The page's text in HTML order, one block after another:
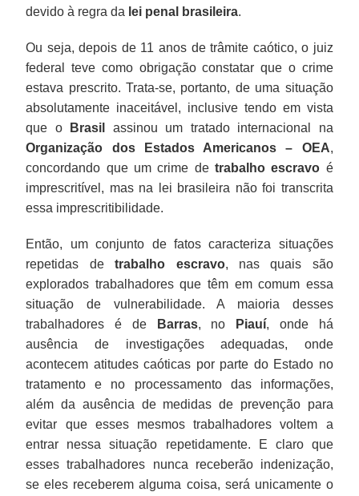
devido à regra da lei penal brasileira.
Ou seja, depois de 11 anos de trâmite caótico, o juiz
federal teve como obrigação constatar que o crime
estava prescrito. Trata-se, portanto, de uma situação
absolutamente inaceitável, inclusive tendo em vista
que o
Brasil
assinou um tratado internacional na
Organização dos Estados Americanos – OEA,
concordando que um crime de trabalho escravo é
imprescritível, mas na lei brasileira não foi transcrita
essa imprescritibilidade.
Então, um conjunto de fatos caracteriza situações
repetidas detrabalho escravo, nas quais são
explorados trabalhadores que têm em comum essa
situação de vulnerabilidade. A maioria desses
trabalhadores é de
Barras, no Piauí, onde há
ausência de investigações adequadas, onde
acontecem atitudes caóticas por parte do Estado no
tratamento e no processamento das informações,
além da ausência de medidas de prevenção para
evitar que esses mesmos trabalhadores voltem a
entrar nessa situação repetidamente. E claro que
esses trabalhadores nunca receberão indenização,
se eles receberem alguma coisa, será unicamente o